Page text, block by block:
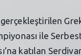
gerçekleştirilen
ile
katılan